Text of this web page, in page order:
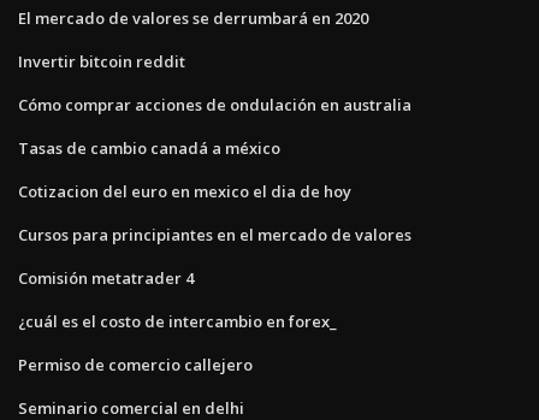
El mercado de valores se derrumbará en 2020
Invertir bitcoin reddit
Cómo comprar acciones de ondulación en australia
Tasas de cambio canadá a méxico
Cotizacion del euro en mexico el dia de hoy
Cursos para principiantes en el mercado de valores
Comisión metatrader 4
¿cuál es el costo de intercambio en forex_
Permiso de comercio callejero
Seminario comercial en delhi